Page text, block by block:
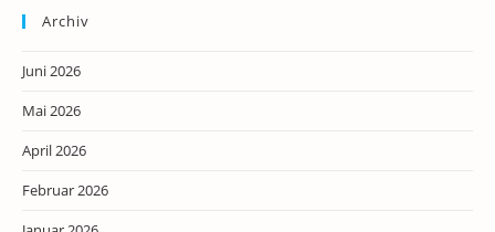
Archiv
Juni 2026
Mai 2026
April 2026
Februar 2026